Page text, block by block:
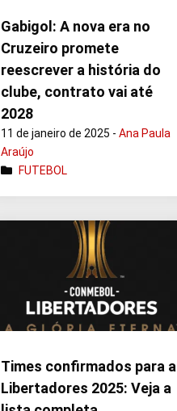
Gabigol: A nova era no
Cruzeiro promete
reescrever a história do
clube, contrato vai até
2028
11 de janeiro de 2025 -Ana Paula
Araújo
FUTEBOL
Times confirmados para a
Libertadores 2025: Veja a